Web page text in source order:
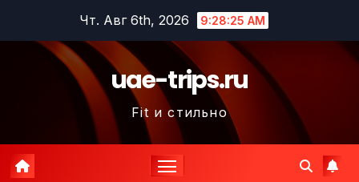
содержимому
Чт. Авг 6th, 2026 9:28:26 AM
uae-trips.ru
Fit и стильно